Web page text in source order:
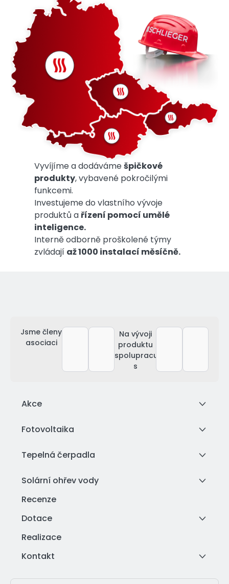
Vyvíjíme a dodávámešpičkové
produkty, vybavené pokročilými
funkcemi.
Investujeme do vlastního vývoje
produktů a řízení pomocí umělé
inteligence.
Interně odborně proškolené týmy
zvládají až 1000 instalací měsíčně.
Jsme členy
asociaci
Na vývoji
produktu
spolupracujeme
s
Akce
Fotovoltaika
Tepelná čerpadla
Solární ohřev vody
Recenze
Dotace
Realizace
Kontakt